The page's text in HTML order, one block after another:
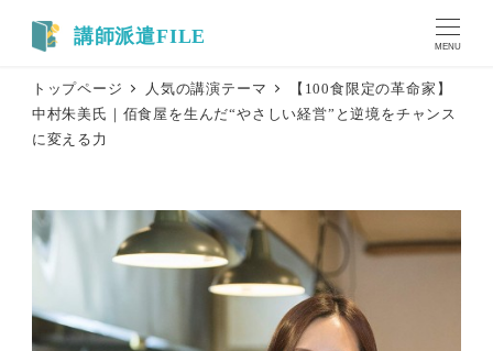
MENU
トップページ 人気の講演テーマ
【100食限定の革命家】
中村朱美氏｜佰食屋を生んだ“やさしい経営”と逆境をチャンス
に変える力